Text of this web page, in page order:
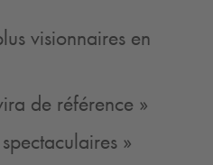
visionnaires en
de référence »
»